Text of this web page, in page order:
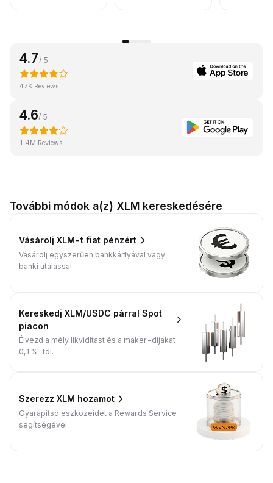
4.7 / 5
47K Reviews
4.6/ 5
1.4M Reviews
További módok a(z) XLM kereskedésére
Vásárolj XLM-t fiat pénzért
Vásárolj egyszerűen bankkártyával vagy
banki utalással.
Kereskedj XLM/USDC párral Spot
piacon
Élvezd a mély likviditást és a maker-díjakat
0,1%-tól.
Szerezz XLM hozamot
Gyarapítsd eszközeidet a Rewards Service
segítségével.